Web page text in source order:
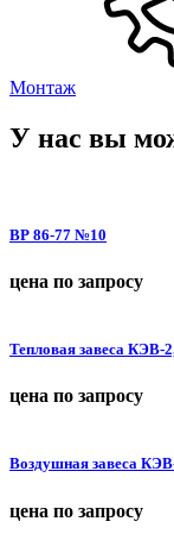
Монтаж
У нас вы
ВР 86-77 №10
цена по запросу
Тепловая завеса КЭВ-
цена по запросу
Воздушная завеса
цена по запросу